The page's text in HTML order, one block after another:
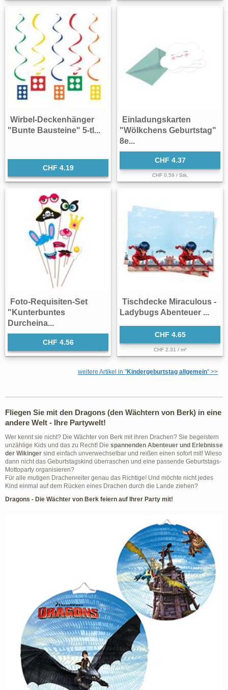
Wirbel-Deckenhänger
"Bunte Bausteine" 5-tl...
CHF 4.19
Einladungskarten
"Wölkchens Geburtstag"
8e...
CHF 4.37
CHF 0.59 / Stk.
Foto-Requisiten-Set
"Kunterbuntes
Durcheina...
CHF 4.56
Tischdecke Miraculous -
Ladybugs Abenteuer ...
CHF 4.65
CHF 2.31 / m²
weitere Artikel in "Kindergeburtstag allgemein" >>
Fliegen Sie mit den Dragons (den Wächtern von Berk) in eine
andere Welt - Ihre Partywelt!
Wer kennt sie nicht? Die Wächter von Berk mit ihren Drachen? Sie begeistern
unzählige Kids und das zu Recht! Die spannenden Abenteuer und Erlebnisse
der Wikinger sind einfach unverwechselbar und reißen einen sofort mit! Wieso
dann nicht das Geburtstagskind überraschen und eine passende Geburtstags-
Mottoparty organisieren?
Für alle mutigen Drachenreiter genau das Richtige! Und möchte nicht jedes
Kind einmal auf dem Rücken eines Drachen durch die Lande ziehen?
Dragons - Die Wächter von Berk feiern auf Ihrer Party mit!